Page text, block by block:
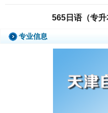
565日语（专
专业信息